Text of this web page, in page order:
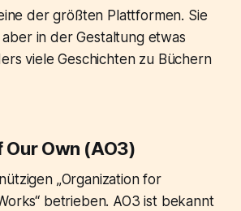
der größten Plattformen. Sie
in der Gestaltung etwas
viele Geschichten zu Büchern
Our Own (AO3)
„Organization for
betrieben. AO3 ist bekannt